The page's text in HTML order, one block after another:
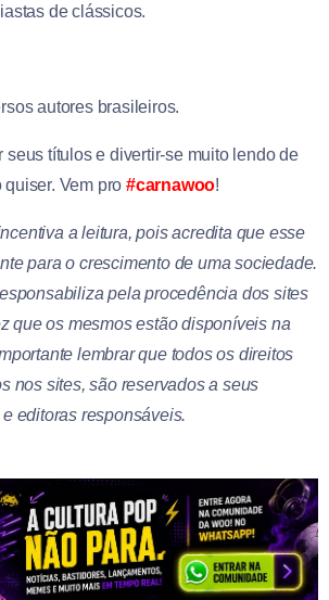
de clássicos.
autores brasileiros.
seus títulos e divertir-se muito lendo de
quiser. Vem pro#carnawoo!
a leitura, pois acredita que esse
para o crescimento de uma sociedade.
pela procedência dos sites
que os mesmos estão disponíveis na
lembrar que todos os direitos
nos sites, são reservados a seus
editoras responsáveis.